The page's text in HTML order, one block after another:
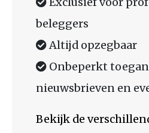
beleggers
Altijd opzegbaar
Onbeperkt
nieuwsbrieven en
Bekijk de